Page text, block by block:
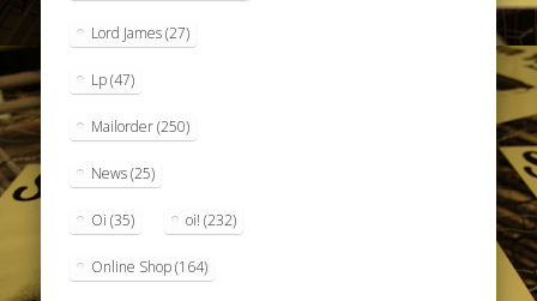
Lord James(27)
Lp(47)
Mailorder(250)
News(25)
Oi (35) oi! (232)
Online Shop(164)